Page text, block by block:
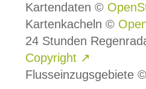
Kartendaten ©
Kartenkacheln ©
24 Stunden
Copyright ↗
Flusseinzugsgebiete